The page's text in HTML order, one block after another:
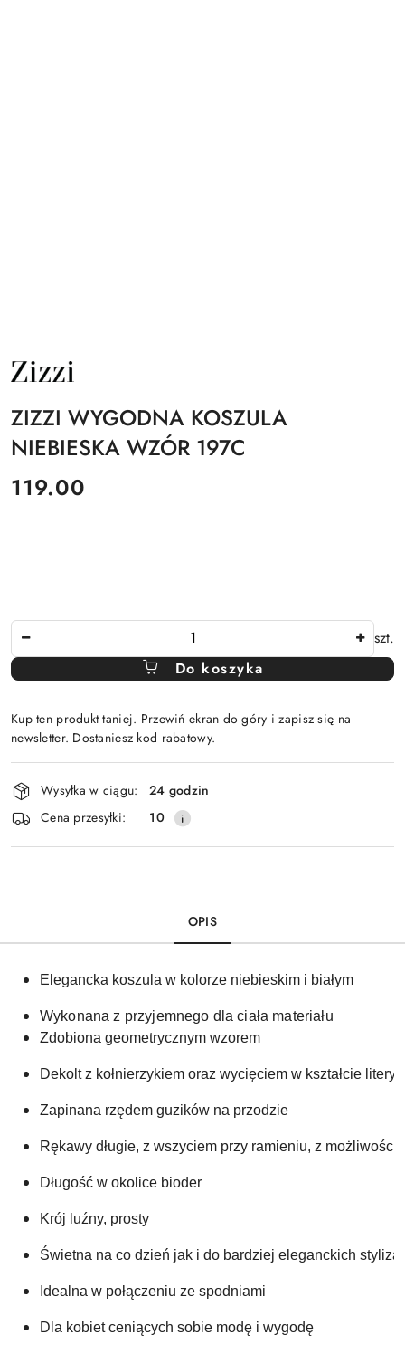
NAZWA
PRODUCENTA:
ZIZZI WYGODNA KOSZULA
NIEBIESKA WZÓR 197C
cena:
119.00
szt.
Do koszyka
Kup ten produkt taniej. Przewiń ekran do góry i zapisz się na
newsletter. Dostaniesz kod rabatowy.
Dostępność
i
dostawa
Wysyłka w ciągu:
24 godzin
Cena przesyłki:
10
OPIS
Elegancka koszula w kolorze niebieskim i białym
Wykonana z przyjemnego dla ciała materiału
Zdobiona geometrycznym wzorem
Dekolt z kołnierzykiem oraz wycięciem w kształcie litery
Zapinana rzędem guzików na przodzie
Rękawy długie, z wszyciem przy ramieniu, z
Długość w okolice bioder
Krój luźny, prosty
Świetna na co dzień jak i do bardziej eleganckich
Idealna w połączeniu ze spodniami
Dla kobiet ceniących sobie modę i wygodę